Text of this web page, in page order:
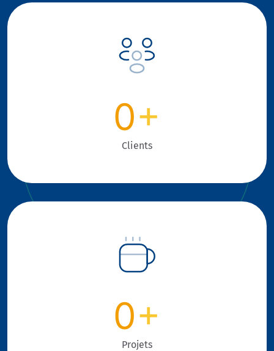
0+
Clients
0+
Projets